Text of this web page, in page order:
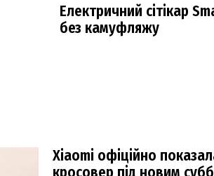
Електричний сітікар
без камуфляжу
Xiaomi офіційно
кросовер під новим